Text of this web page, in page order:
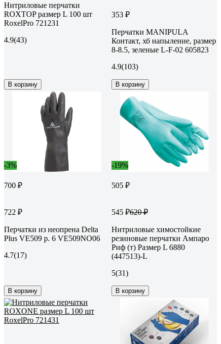
Нитриловые перчатки
ROXTOP размер L 100 шт
RoxelPro 721231
4.9(43)
В корзину
353 ₽
Перчатки MANIPULA
Контакт, хб напыление, размер
8-8.5, зеленые L-F-02 605823
4.9(103)
В корзину
-3%
700 ₽
722 ₽
Перчатки из неопрена Delta
Plus VE509 р. 6 VE509NO06
4.7(17)
В корзину
-19%
505 ₽
545 ₽620 ₽
Нитриловые химостойкие
резиновые перчатки Ампаро
Риф (т) Размер L 6880
(447513)-L
5(31)
В корзину